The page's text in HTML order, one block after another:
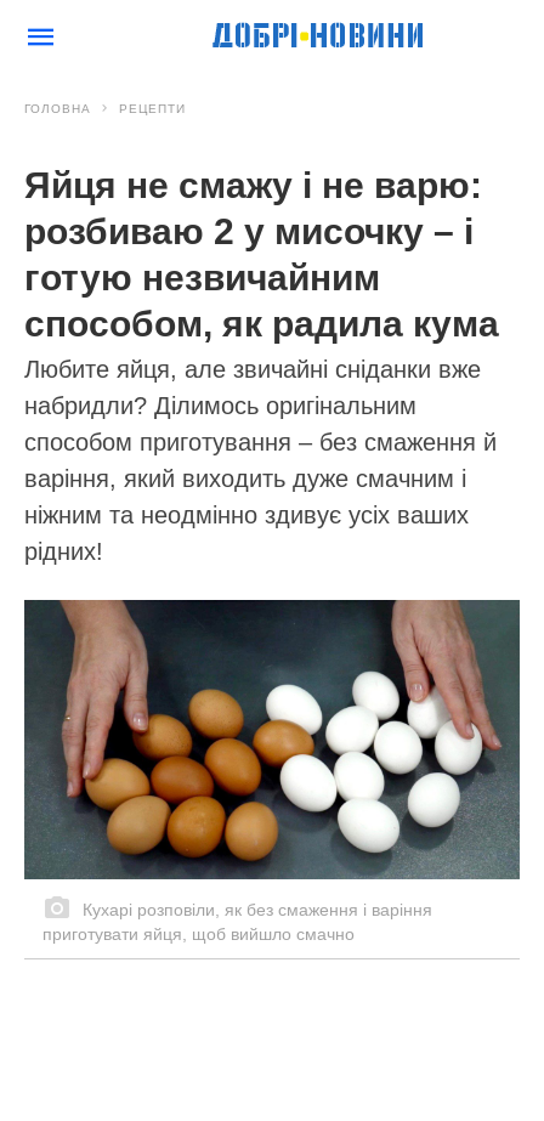
ГОЛОВНА РЕЦЕПТИ
Яйця не смажу і не варю:
розбиваю 2 у мисочку – і
готую незвичайним
способом, як радила кума
Любите яйця, але звичайні сніданки вже
набридли? Ділимось оригінальним
способом приготування – без смаження й
варіння, який виходить дуже смачним і
ніжним та неодмінно здивує усіх ваших
рідних!
Кухарі розповіли, як без смаження і варіння
приготувати яйця, щоб вийшло смачно